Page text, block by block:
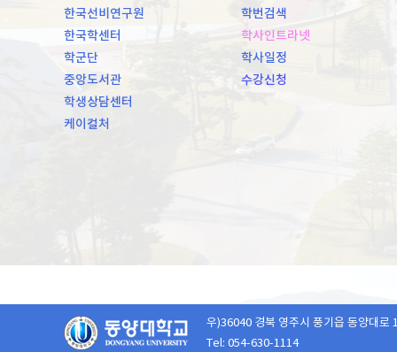
한국선비연구원
한국학센터
학군단
중앙도서관
학생상담센터
케이컬처
학번검색
학사인트라넷
학사일정
수강신청
우)36040 경북 영주시 풍기읍 동양대로
Tel: 054-630-1114